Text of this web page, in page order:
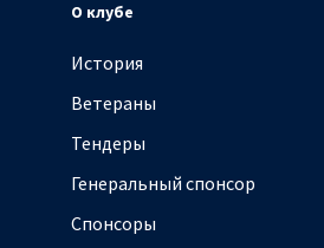
О клубе
История
Ветераны
Тендеры
Генеральный спонсор
Спонсоры